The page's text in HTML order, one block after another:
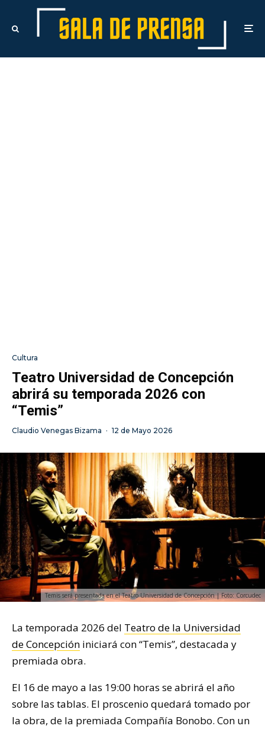
Cultura
Teatro Universidad de Concepción
abrirá su temporada 2026 con
“Temis”
Claudio Venegas Bizama · 12 de Mayo 2026
Temis será presentada en el Teatro Universidad de Concepción | Foto: Corcudec
La temporada 2026 del Teatro de la Universidad
de Concepción iniciará con “Temis”, destacada y
premiada obra.
El 16 de mayo a las 19:00 horas se abrirá el año
sobre las tablas. El proscenio quedará tomado por
la obra, de la premiada Compañía Bonobo. Con un